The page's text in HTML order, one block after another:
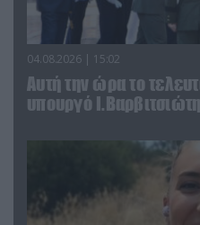
04.08.2026 | 15:02
Αυτή την ώρα το
υπουργό